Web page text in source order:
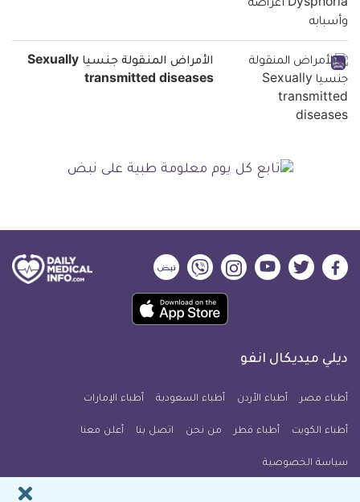
الأمراض المنقولة جنسيا Sexually
transmitted diseases
ديلي
فيسبوك
ديلي
تويتر
ديلي
ميديكال
يوتيوب
ديلي
ميديكال
انفو
ديلي
ميديكال
انفو
ديلي
ميديكال
انفو
حمل
تطبيق
معلومة
للآيفون
ديلي ميديكال انفو
أطباء مصر أطباء الأردن أطباء السعودية أطباء الإمارات
أطباء الكويت أطباء قطر من نحن اتصل بنا أعلن معنا
سياسة الخصوصية